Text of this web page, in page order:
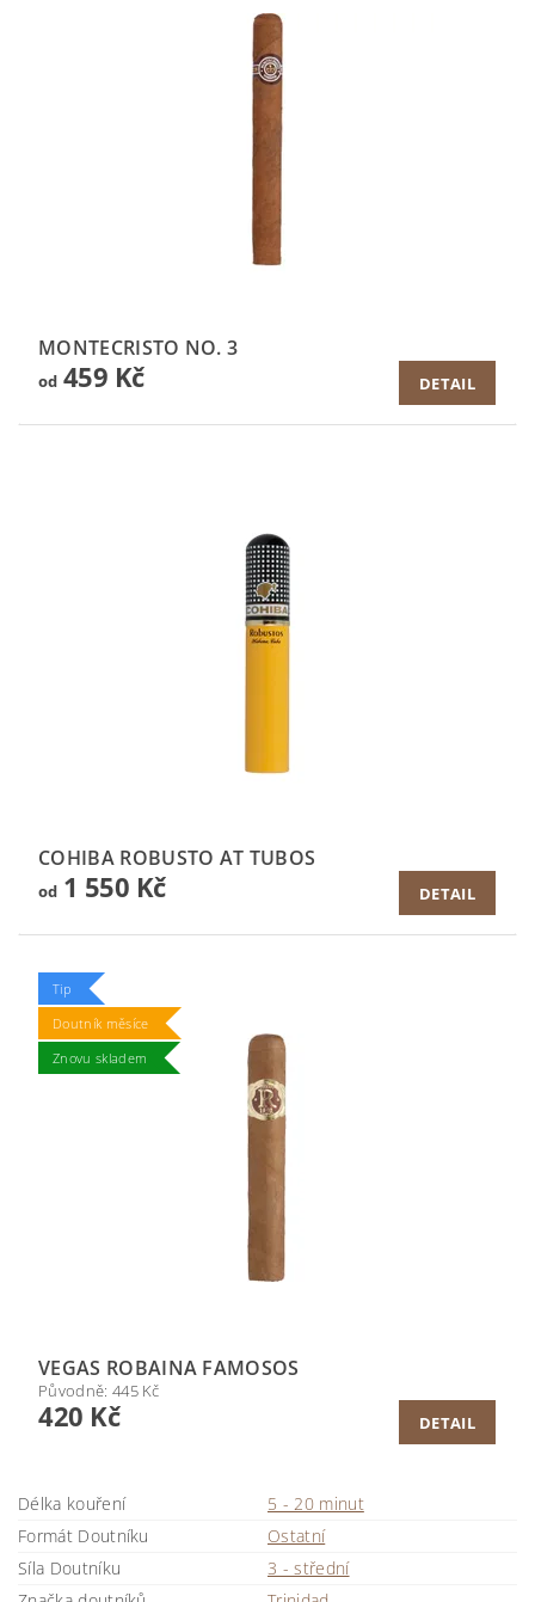
MONTECRISTO NO. 3
od459 Kč DETAIL
COHIBA ROBUSTO AT TUBOS
od1 550 Kč DETAIL
Tip
Doutník měsíce
Znovu skladem
VEGAS ROBAINA FAMOSOS
Původně: 445 Kč
420 Kč DETAIL
Délka kouření
5 - 20 minut
Formát Doutníku
Ostatní
Síla Doutníku
3 - střední